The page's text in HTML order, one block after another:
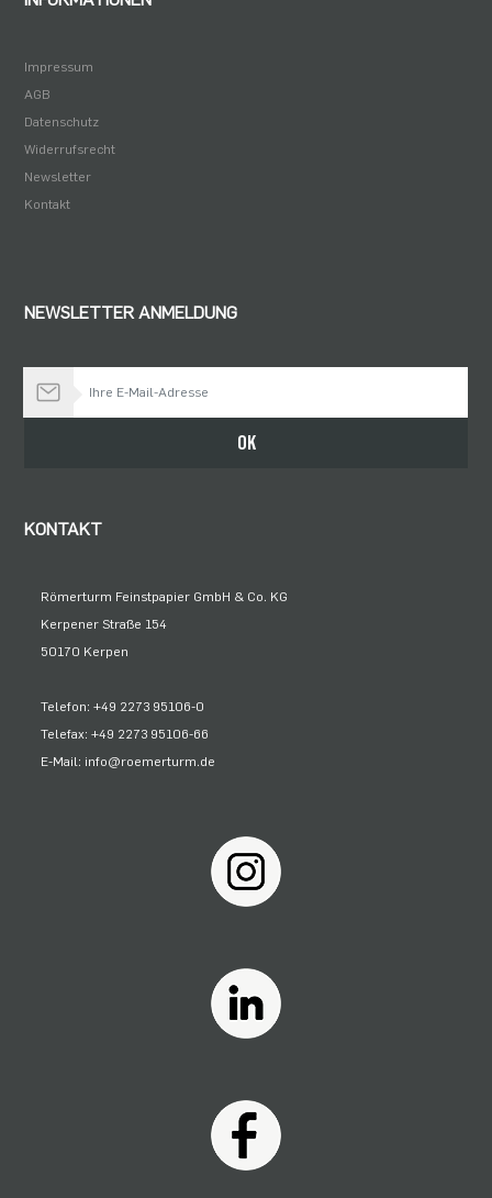
Impressum
AGB
Datenschutz
Widerrufsrecht
Newsletter
Kontakt
NEWSLETTER ANMELDUNG
OK
KONTAKT
Römerturm Feinstpapier GmbH & Co. KG
Kerpener Straße 154
50170 Kerpen
Telefon: +49 2273 95106-0
Telefax: +49 2273 95106-66
E-Mail: info@roemerturm.de